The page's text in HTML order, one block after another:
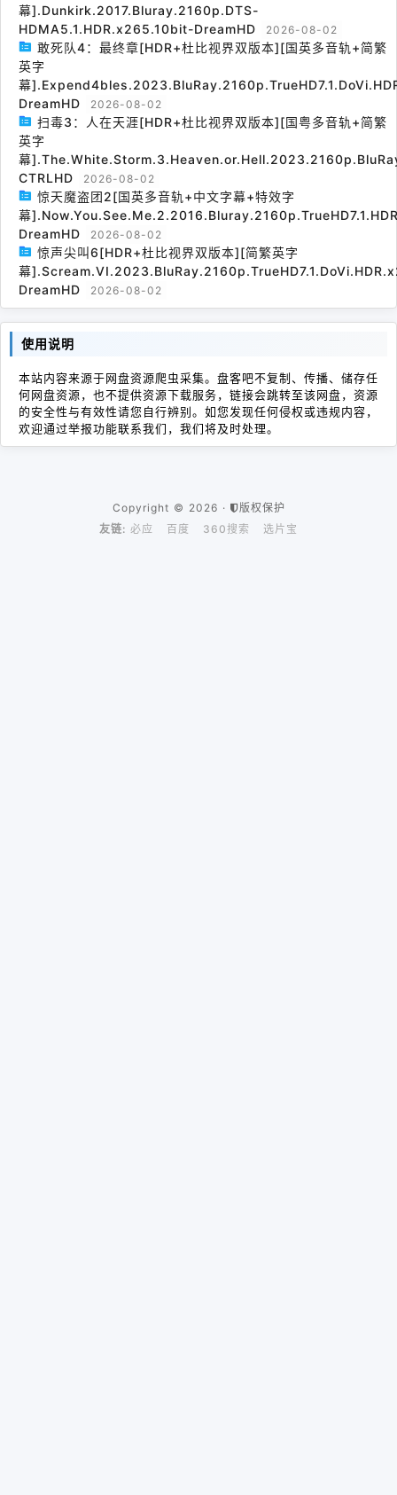
幕].Dunkirk.2017.Bluray.2160p.DTS-
HDMA5.1.HDR.x265.10bit-DreamHD
2026-08-02
敢死队4：最终章[HDR+杜比视界双版本][国英多音轨+简繁
英字
幕
DreamHD
2026-08-02
扫毒3：人在天涯[HDR+杜比视界双版本][国粤多音轨+简繁
英字
幕
CTRLHD
2026-08-02
惊天魔盗团2[国英多音轨+中文字幕+特效字
幕
DreamHD
2026-08-02
惊声尖叫6[HDR+杜比视界双版本][简繁英字
幕
DreamHD
2026-08-02
使用说明
本站内容来源于网盘资源爬虫采集。盘客吧不复制、传播、储存任
何网盘资源，也不提供资源下载服务，链接会跳转至该网盘，资源
的安全性与有效性请您自行辨别。如您发现任何侵权或违规内容，
欢迎通过举报功能联系我们，我们将及时处理。
Copyright © 2026 ·
版权保护
友链: 必应 百度 360搜索 选片宝